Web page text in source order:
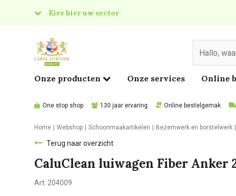
Kies hier uw sector
Food
Onze producten Onze services Online
One stop shop 130 jaar ervaring Online bestelgemak
Home Webshop Schoonmaakartikelen Bezemwerk en borstelwerk
Terug naar overzicht
CaluClean luiwagen Fiber Anker
Art: 204009